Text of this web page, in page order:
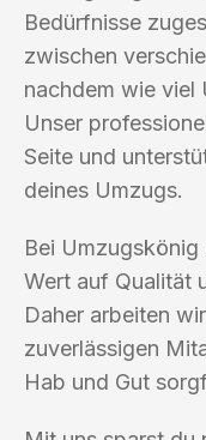
Bedürfnisse
zwischen
nachdem wie viel
Unser
Seite und
deines Umzugs.
Bei
Wert auf Qualität
Daher arbeiten
zuverlässigen
Hab und Gut